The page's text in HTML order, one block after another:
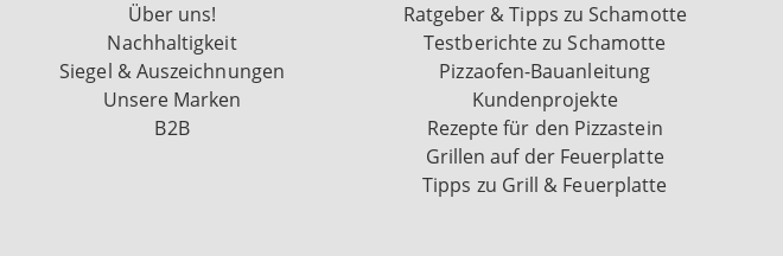
Über uns!
Nachhaltigkeit
Siegel & Auszeichnungen
Unsere Marken
B2B
Ratgeber & Tipps zu Schamotte
Testberichte zu Schamotte
Pizzaofen-Bauanleitung
Kundenprojekte
Rezepte für den Pizzastein
Grillen auf der Feuerplatte
Tipps zu Grill & Feuerplatte